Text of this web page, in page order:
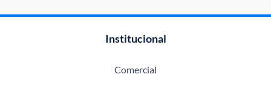
Institucional
Comercial